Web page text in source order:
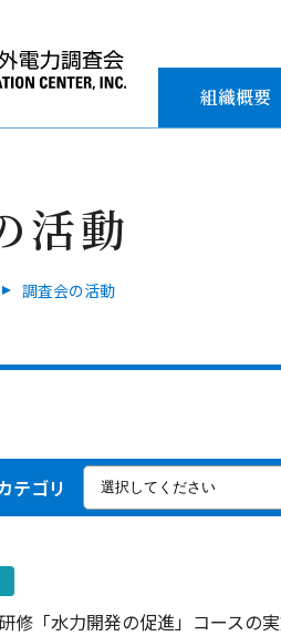
組織概要
活動
調査会の活動
テゴリ
修「水力開発の促進」コースの